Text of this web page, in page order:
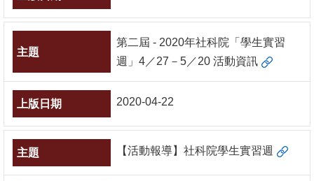
第二屆 - 2020年社科院「學生實習
週」4／27－5／20 活動資訊
2020-04-22
【活動報導】社科院學生實習週